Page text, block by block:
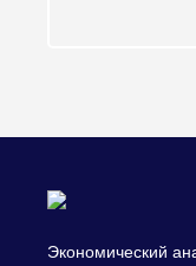
Экономический